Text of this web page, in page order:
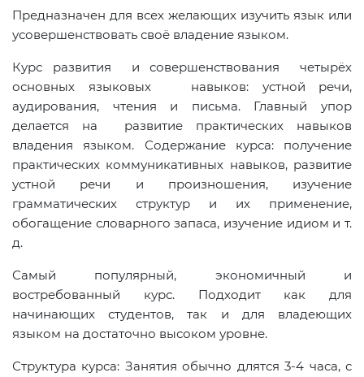
Предназначен для всех желающих изучить язык или
усовершенствовать своё владение языком.
Курс развития и совершенствования четырёх
основных языковых навыков: устной речи,
аудирования, чтения и письма. Главный упор
делается на развитие практических навыков
владения языком. Содержание курса: получение
практических коммуникативных навыков, развитие
устной речи и произношения, изучение
грамматических структур и их применение,
обогащение словарного запаса, изучение идиом и т.
д.
Самый популярный, экономичный и
востребованный курс. Подходит как для
начинающих студентов, так и для владеющих
языком на достаточно высоком уровне.
Структура курса: Занятия обычно длятся 3-4 часа, с